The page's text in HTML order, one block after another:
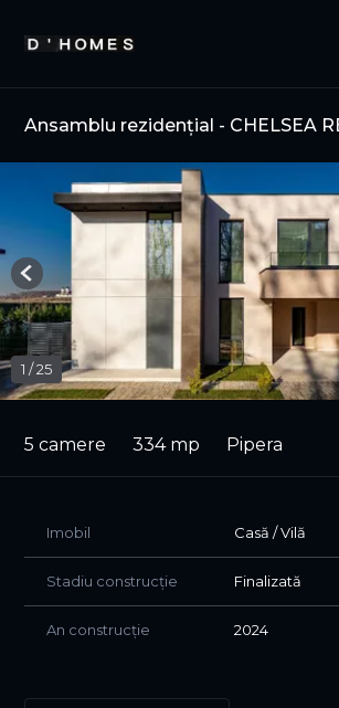
Ansamblu rezidențial - CHELSEA
5 camere 334 mp Pipera
1 /25
Previous
Imobil Casă / Vilă
Stadiu construcție Finalizată
An construcție 2024